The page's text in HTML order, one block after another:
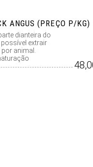
ANGUS (PREÇO P/KG)
dianteira do
extrair
animal.